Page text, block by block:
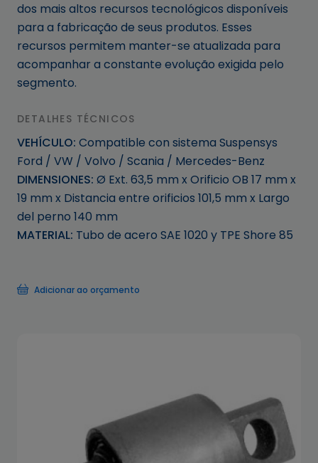
dos mais altos recursos tecnológicos disponíveis
para a fabricação de seus produtos. Esses
recursos permitem manter-se atualizada para
acompanhar a constante evolução exigida pelo
segmento.
DETALHES TÉCNICOS
VEHÍCULO: Compatible con sistema Suspensys
Ford / VW / Volvo / Scania / Mercedes-Benz
DIMENSIONES: Ø Ext. 63,5 mm x Orificio OB 17 mm x
19 mm x Distancia entre orificios 101,5 mm x Largo
del perno 140 mm
MATERIAL: Tubo de acero SAE 1020 y TPE Shore 85
Adicionar ao orçamento